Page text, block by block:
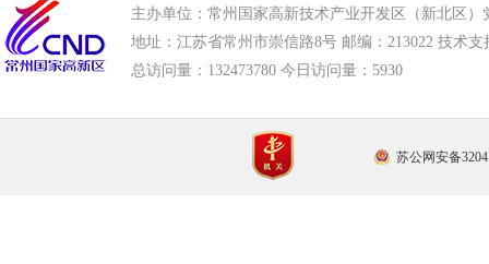
主办单位：常州国家高新技术产业开发区（新北区）
地址：江苏省常州市崇信路8号 邮编：213022 技术支
总访问量： 132473780 今日访问量： 5930
苏公网安备